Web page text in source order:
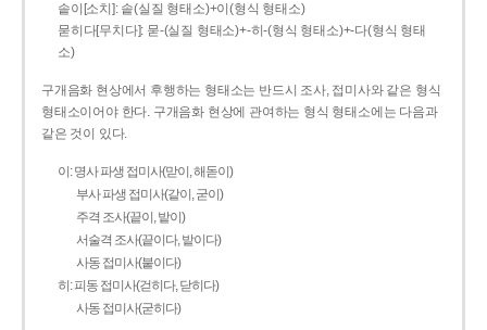
솥이[소치]: 솥(실질 형태소)+이(형식 형태소)
묻히다[무치다]: 묻­-(실질 형태소)+­-히­-(형식 형태소)+-다(형식 형태
소)
구개음화 현상에서 후행하는 형태소는 반드시 조사, 접미사와 같은 형식
형태소이어야 한다. 구개음화 현상에 관여하는 형식 형태소에는 다음과
같은 것이 있다.
이: 명사 파생 접미사(맏이, 해돋이)
부사 파생 접미사(같이, 굳이)
주격 조사(끝이, 밭이)
서술격 조사(끝이다, 밭이다)
사동 접미사(붙이다)
히: 피동 접미사(걷히다, 닫히다)
사동 접미사(굳히다)